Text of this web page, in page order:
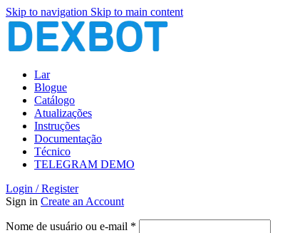
Skip to navigation Skip to main content
Lar
Blogue
Catálogo
Atualizações
Instruções
Documentação
Técnico
TELEGRAM DEMO
Login / Register
Sign in Create an Account
Nome de usuário ou e-mail *